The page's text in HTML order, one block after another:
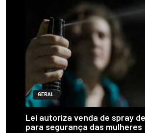
GERAL
Lei autoriza venda de spray
para segurança das mulheres